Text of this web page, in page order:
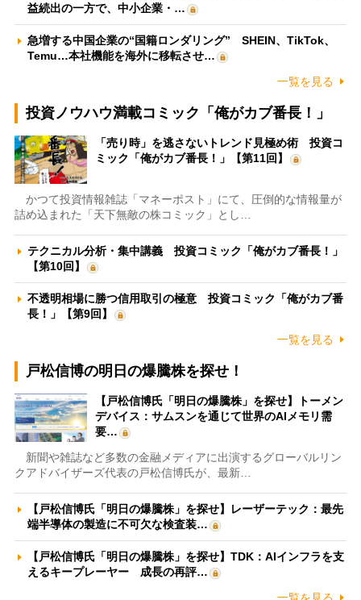
益続出の一方で、中小企業・…
急増する中国企業の“国籍ロンダリング” SHEIN、TikTok、
Temu…本社機能を海外に移転させ…
一覧を見る
投資ノウハウ満載コミック「俺がカブ番長！」
「売り時」を逃さないトレンド見極め術 投資コ
ミック「俺がカブ番長！」【第11回】
かつて投資情報雑誌「マネーポスト」にて、圧倒的な情報量が
詰め込まれた「天下無敵の株コミック」とし…
テクニカル分析・集中講義 投資コミック「俺がカブ番長！」
【第10回】
不透明相場に勝つ信用取引の極意 投資コミック「俺がカブ番
長！」【第9回】
一覧を見る
戸松信博の明日の爆騰株を探せ！
【戸松信博氏「明日の爆騰株」を探せ】トーメン
デバイス：サムスンを通じて世界のAIメモリ需
要…
新聞や雑誌など多数の金融メディアに出演するグローバルリン
クアドバイザーズ代表の戸松信博氏が、最新…
【戸松信博氏「明日の爆騰株」を探せ】レーザーテック：最先
端半導体の製造に不可欠な検査装…
【戸松信博氏「明日の爆騰株」を探せ】TDK：AIインフラを支
えるキープレーヤー 成長の再評…